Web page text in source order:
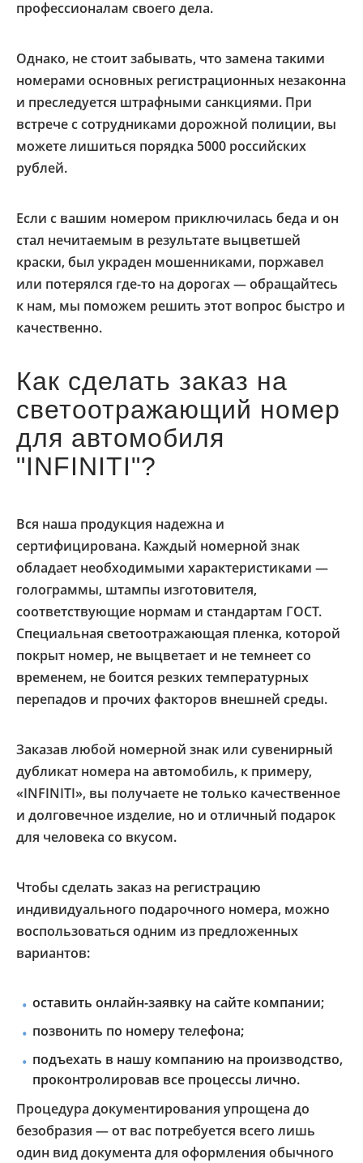
профессионалам своего дела.
Однако, не стоит забывать, что замена такими
номерами основных регистрационных незаконна
и преследуется штрафными санкциями. При
встрече с сотрудниками дорожной полиции, вы
можете лишиться порядка 5000 российских
рублей.
Если с вашим номером приключилась беда и он
стал нечитаемым в результате выцветшей
краски, был украден мошенниками, поржавел
или потерялся где-то на дорогах — обращайтесь
к нам, мы поможем решить этот вопрос быстро и
качественно.
Как сделать заказ на
светоотражающий номер
для автомобиля
"INFINITI"?
Вся наша продукция надежна и
сертифицирована. Каждый номерной знак
обладает необходимыми характеристиками —
голограммы, штампы изготовителя,
соответствующие нормам и стандартам ГОСТ.
Специальная светоотражающая пленка, которой
покрыт номер, не выцветает и не темнеет со
временем, не боится резких температурных
перепадов и прочих факторов внешней среды.
Заказав любой номерной знак или сувенирный
дубликат номера на автомобиль, к примеру,
«INFINITI», вы получаете не только качественное
и долговечное изделие, но и отличный подарок
для человека со вкусом.
Чтобы сделать заказ на регистрацию
индивидуального подарочного номера, можно
воспользоваться одним из предложенных
вариантов:
оставить онлайн-заявку на сайте компании;
позвонить по номеру телефона;
подъехать в нашу компанию на производство,
проконтролировав все процессы лично.
Процедура документирования упрощена до
безобразия — от вас потребуется всего лишь
один вид документа для оформления обычного